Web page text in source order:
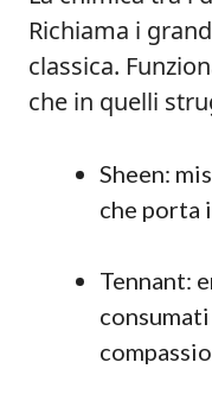
Richiama i
classica.
che in quelli
Sheen:
che porta
Tennant: